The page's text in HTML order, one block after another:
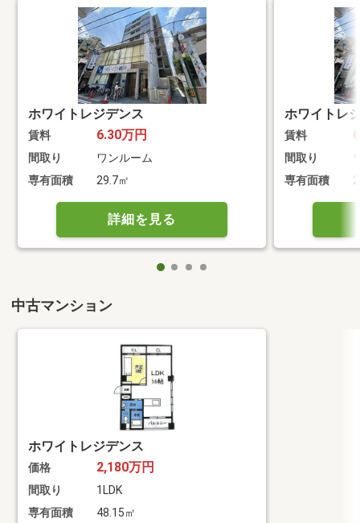
ホワイトレジデンス
賃料 6.30万円
間取り
ワンルーム
専有面積
29.7㎡
詳細を見る
ホワイトレ
賃料
間取り
専有面積
中古マンション
ホワイトレジデンス
価格 2,180万円
間取り
1LDK
専有面積
48.15㎡